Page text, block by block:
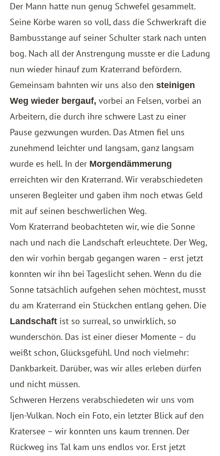
Der Mann hatte nun genug Schwefel gesammelt.
Seine Körbe waren so voll, dass die Schwerkraft die
Bambusstange auf seiner Schulter stark nach unten
bog. Nach all der Anstrengung musste er die Ladung
nun wieder hinauf zum Kraterrand befördern.
Gemeinsam bahnten wir uns also den steinigen
Weg wieder bergauf, vorbei an Felsen, vorbei an
Arbeitern, die durch ihre schwere Last zu einer
Pause gezwungen wurden. Das Atmen fiel uns
zunehmend leichter und langsam, ganz langsam
wurde es hell. In der Morgendämmerung
erreichten wir den Kraterrand. Wir verabschiedeten
unseren Begleiter und gaben ihm noch etwas Geld
mit auf seinen beschwerlichen Weg.
Vom Kraterrand beobachteten wir, wie die Sonne
nach und nach die Landschaft erleuchtete. Der Weg,
den wir vorhin bergab gegangen waren – erst jetzt
konnten wir ihn bei Tageslicht sehen. Wenn du die
Sonne tatsächlich aufgehen sehen möchtest, musst
du am Kraterrand ein Stückchen entlang gehen. Die
Landschaft ist so surreal, so unwirklich, so
wunderschön. Das ist einer dieser Momente – du
weißt schon, Glücksgefühl. Und noch vielmehr:
Dankbarkeit. Darüber, was wir alles erleben dürfen
und nicht müssen.
Schweren Herzens verabschiedeten wir uns vom
Ijen-Vulkan. Noch ein Foto, ein letzter Blick auf den
Kratersee – wir konnten uns kaum trennen. Der
Rückweg ins Tal kam uns endlos vor. Erst jetzt